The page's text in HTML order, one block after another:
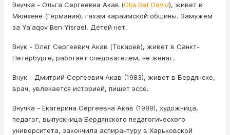
Внучка - Ольга Сергеевна Акав (Olja Bat David), живет в
Мюнхене (Германия), гахам караимской общины. Замужем
за Ya'aqov Ben Yisrael. Детей нет.
Внук - Олег Сергеевич Акав (Токарев), живет в Санкт-
Петербурге, работает следователем, не женат.
Внук - Дмитрий Сергеевич Акав (1983), живет в Бердянске,
врач, увлекается историей, пишет эссе.
Внучка - Екатерина Сергеевна Акав (1989), художница,
педагог, выпускница Бердянского педагогического
университета, закончила аспирантуру в Харьковской